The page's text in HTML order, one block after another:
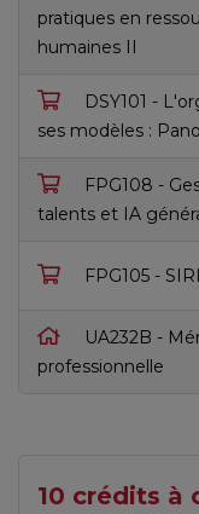
pratiques en
humaines II
DSY101 -
ses modèles :
FPG108 -
talents et IA
FPG105 -
UA232B -
professionnelle
10 crédits à